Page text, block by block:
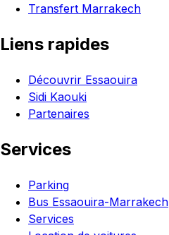
Transfert Marrakech
Liens rapides
Découvrir Essaouira
Sidi Kaouki
Partenaires
Services
Parking
Bus Essaouira-Marrakech
Services